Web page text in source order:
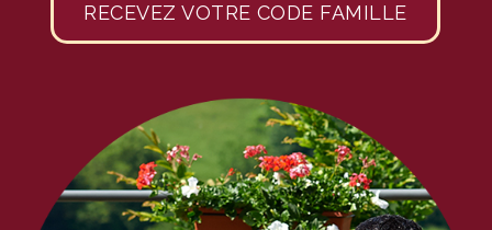
RECEVEZ VOTRE CODE FAMILLE